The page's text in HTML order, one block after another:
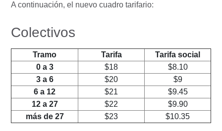
A continuación, el nuevo cuadro tarifario:
Colectivos
Tramo Tarifa
Tarifa social
0 a 3
$18
$8.10
3 a 6
$20
$9
6 a 12
$21
$9.45
12 a 27
$22
$9.90
más de 27
$23 $10.35